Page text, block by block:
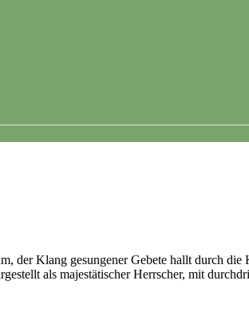
der Klang gesungener Gebete hallt durch die
als majestätischer Herrscher, mit